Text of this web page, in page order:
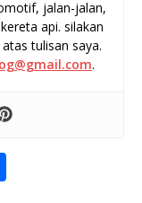
jalan-jalan,
api. silakan
tulisan saya.
.